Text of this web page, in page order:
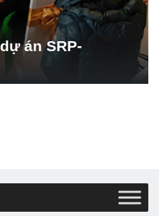
án SRP-